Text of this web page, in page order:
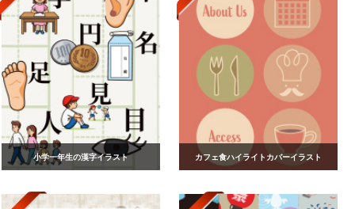
小学一年生の漢字イラスト カフェ食ハイライトカバーイラスト